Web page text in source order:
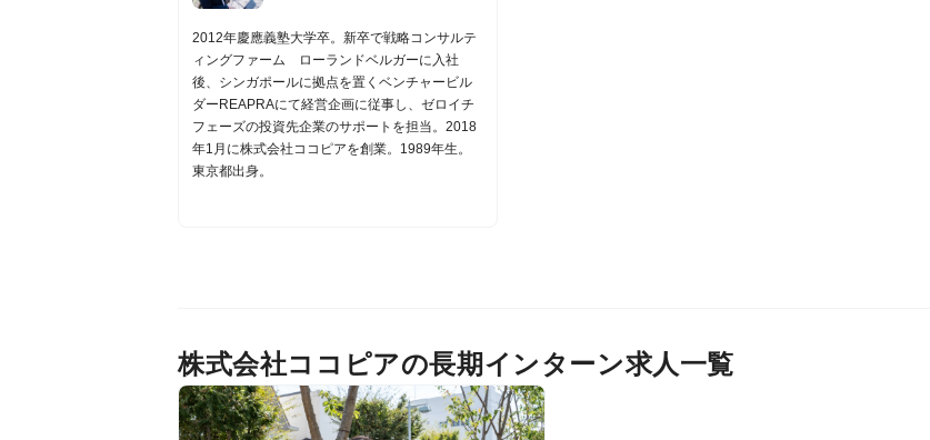
2012年慶應義塾大学卒。新卒で戦略コンサルテ
ィングファーム ローランドベルガーに入社
後、シンガポールに拠点を置くベンチャービル
ダーREAPRAにて経営企画に従事し、ゼロイチ
フェーズの投資先企業のサポートを担当。2018
年1月に株式会社ココピアを創業。1989年生。
東京都出身。
株式会社ココピアの長期インターン求人一覧